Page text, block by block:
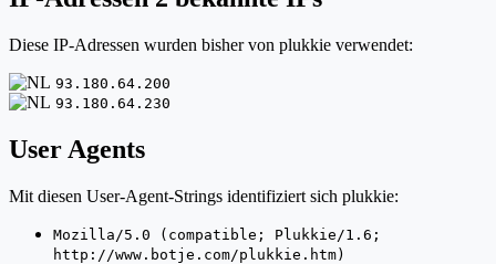
Diese IP-Adressen wurden bisher von plukkie verwendet:
93.180.64.200
93.180.64.230
User Agents
Mit diesen User-Agent-Strings identifiziert sich plukkie:
Mozilla/5.0 (compatible; Plukkie/1.6;
http://www.botje.com/plukkie.htm)